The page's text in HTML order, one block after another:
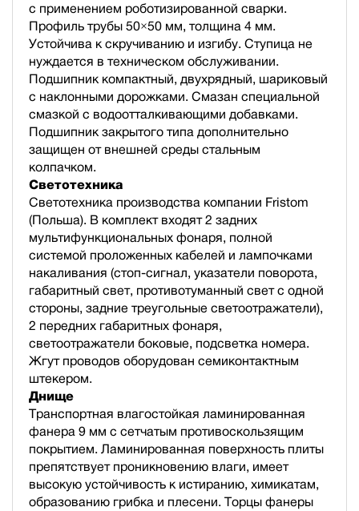
с применением роботизированной сварки.
Профиль трубы 50×50 мм, толщина 4 мм.
Устойчива к скручиванию и изгибу. Ступица не
нуждается в техническом обслуживании.
Подшипник компактный, двухрядный, шариковый
с наклонными дорожками. Смазан специальной
смазкой с водоотталкивающими добавками.
Подшипник закрытого типа дополнительно
защищен от внешней среды стальным
колпачком.
Светотехника
Светотехника производства компании Fristom
(Польша). В комплект входят 2 задних
мультифункциональных фонаря, полной
cистемой проложенных кабелей и лампочками
накаливания (стоп-сигнал, указатели поворота,
габаритный свет, противотуманный свет с одной
стороны, задние треугольные светоотражатели),
2 передних габаритных фонаря,
светоотражатели боковые, подсветка номера.
Жгут проводов оборудован семиконтактным
штекером.
Днище
Транспортная влагостойкая ламинированная
фанера 9 мм с сетчатым противоскользящим
покрытием. Ламинированная поверхность плиты
препятствует проникновению влаги, имеет
высокую устойчивость к истиранию, химикатам,
образованию грибка и плесени. Торцы фанеры